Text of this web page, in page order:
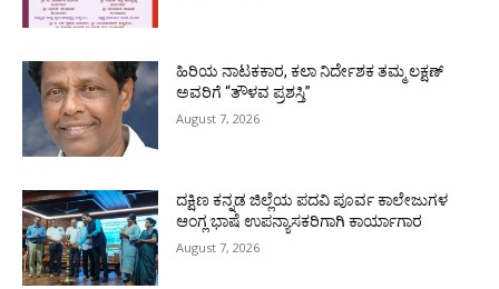
ಹಿರಿಯ ನಾಟಕಕಾರ, ಕಲಾ ನಿರ್ದೇಶಕ ತಮ್ಮ ಲಕ್ಷಣ್
ಅವರಿಗೆ “ತೌಳವ ಪ್ರಶಸ್ತಿ”
August 7, 2026
ದಕ್ಷಿಣ ಕನ್ನಡ ಜಿಲ್ಲೆಯ ಪದವಿ ಪೂರ್ವ ಕಾಲೇಜುಗಳ
ಆಂಗ್ಲ ಭಾಷೆ ಉಪನ್ಯಾಸಕರಿಗಾಗಿ ಕಾರ್ಯಾಗಾರ
August 7, 2026